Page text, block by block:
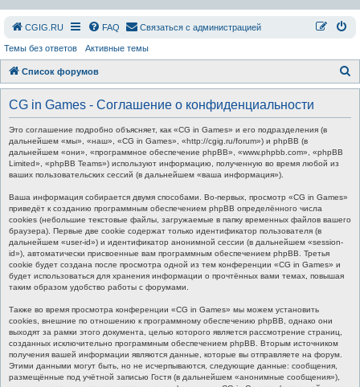
СGIG.RU FAQ Связаться с администрацией
Темы без ответов Активные темы
Список форумов
о
CG in Games - Соглашение о конфиденциальности
Это соглашение подробно объясняет, как «CG in Games» и его подразделения (в
дальнейшем «мы», «наш», «CG in Games», «http://cgig.ru/forum») и phpBB (в
дальнейшем «они», «программное обеспечение phpBB», «www.phpbb.com», «phpBB
Limited», «phpBB Teams») используют информацию, полученную во время любой из
ваших пользовательских сессий (в дальнейшем «ваша информация»).
Ваша информация собирается двумя способами. Во-первых, просмотр «CG in Games»
приведёт к созданию программным обеспечением phpBB определённого числа
cookies (небольшие текстовые файлы, загружаемые в папку временных файлов вашего
браузера). Первые две cookie содержат только идентификатор пользователя (в
дальнейшем «user-id») и идентификатор анонимной сессии (в дальнейшем «session-
id»), автоматически присвоенные вам программным обеспечением phpBB. Третья
cookie будет создана после просмотра одной из тем конференции «CG in Games» и
будет использоваться для хранения информации о прочтённых вами темах, повышая
таким образом удобство работы с форумами.
Также во время просмотра конференции «CG in Games» мы можем установить
cookies, внешние по отношению к программному обеспечению phpBB, однако они
выходят за рамки этого документа, целью которого является рассмотрение страниц,
созданных исключительно программным обеспечением phpBB. Вторым источником
получения вашей информации являются данные, которые вы отправляете на форум.
Этими данными могут быть, но не исчерпываются, следующие данные: сообщения,
размещённые под учётной записью Гостя (в дальнейшем «анонимные сообщения»),